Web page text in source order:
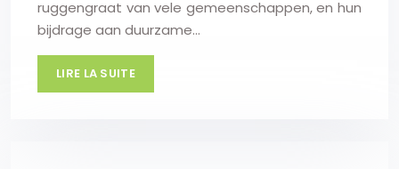
ruggengraat van vele gemeenschappen, en hun
bijdrage aan duurzame…
LIRE LA SUITE